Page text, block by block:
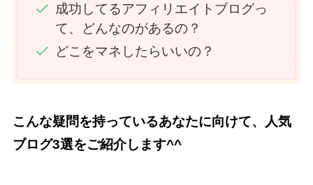
成功してるアフィリエイトブログっ
て、どんなのがあるの？
どこをマネしたらいいの？
こんな疑問を持っているあなたに向けて、人気
ブログ3選をご紹介します^^